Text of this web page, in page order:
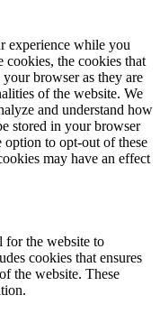
experience while you
cookies, the cookies that
your browser as they are
of the website. We
and understand how
stored in your browser
to opt-out of these
may have an effect
for the website to
cookies that ensures
the website. These